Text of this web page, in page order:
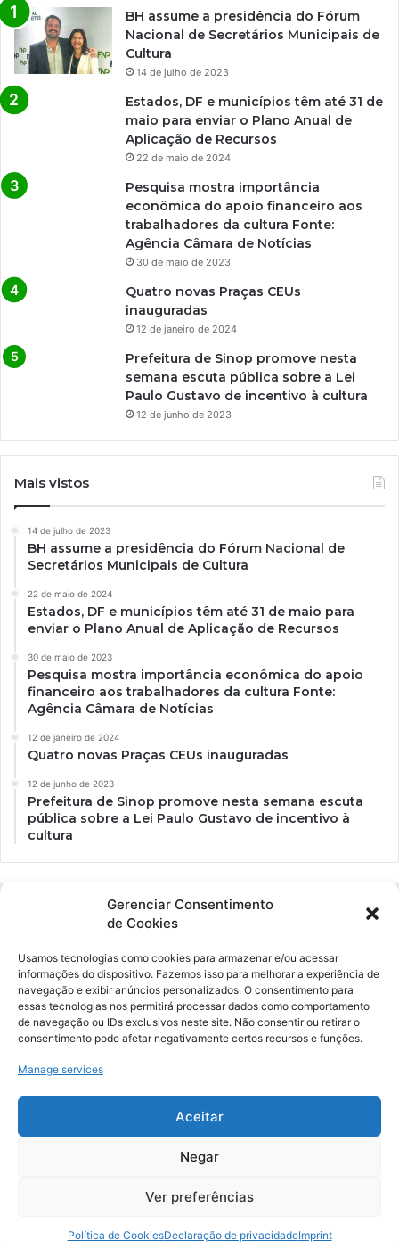
Gerenciar Consentimento
de Cookies
Usamos tecnologias como cookies para armazenar e/ou acessar
informações do dispositivo. Fazemos isso para melhorar a experiência de
navegação e exibir anúncios personalizados. O consentimento para
essas tecnologias nos permitirá processar dados como comportamento
de navegação ou IDs exclusivos neste site. Não consentir ou retirar o
consentimento pode afetar negativamente certos recursos e funções.
Manage services
Aceitar
Negar
Ver preferências
Política de CookiesDeclaração de privacidadeImprint
BH assume a presidência do Fórum
Nacional de Secretários Municipais de
Cultura
14 de julho de 2023
Estados, DF e municípios têm até 31 de
maio para enviar o Plano Anual de
Aplicação de Recursos
22 de maio de 2024
Pesquisa mostra importância
econômica do apoio financeiro aos
trabalhadores da cultura Fonte:
Agência Câmara de Notícias
30 de maio de 2023
Quatro novas Praças CEUs
inauguradas
12 de janeiro de 2024
Prefeitura de Sinop promove nesta
semana escuta pública sobre a Lei
Paulo Gustavo de incentivo à cultura
12 de junho de 2023
Mais vistos
14 de julho de 2023
BH assume a presidência do Fórum Nacional de
Secretários Municipais de Cultura
22 de maio de 2024
Estados, DF e municípios têm até 31 de maio para
enviar o Plano Anual de Aplicação de Recursos
30 de maio de 2023
Pesquisa mostra importância econômica do apoio
financeiro aos trabalhadores da cultura Fonte:
Agência Câmara de Notícias
12 de janeiro de 2024
Quatro novas Praças CEUs inauguradas
12 de junho de 2023
Prefeitura de Sinop promove nesta semana escuta
pública sobre a Lei Paulo Gustavo de incentivo à
cultura
Ockara é uma plataforma multicultural e criativa. Nossa proposta é
oferecer o máximo de ferramentas para realizadores e
gerenciadores de espaços criativos e culturais.
© Merak Produções Criativas. CNPJ: 39.155.931/0001-02.
Inscrição Municipal: 47927301. Todos os direitos Reservados.